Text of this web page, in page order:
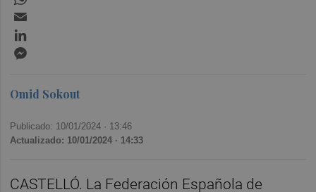
Omid Sokout
Publicado: 10/01/2024 · 13:46
Actualizado: 10/01/2024 · 14:33
CASTELLÓ. La Federación Española de